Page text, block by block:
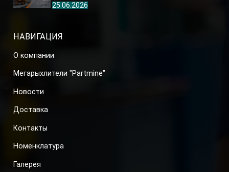
НАВИГАЦИЯ
О компании
Мегарыхлители "Partmine"
Новости
Доставка
Контакты
Номенклатура
Галерея
25.06.2026